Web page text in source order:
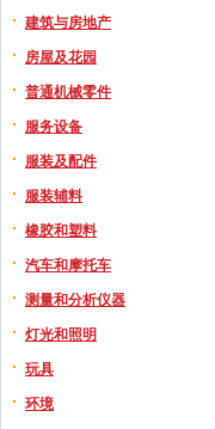
建筑与房地产
房屋及花园
普通机械零件
服务设备
服装及配件
服装辅料
橡胶和塑料
汽车和摩托车
测量和分析仪器
灯光和照明
玩具
环境